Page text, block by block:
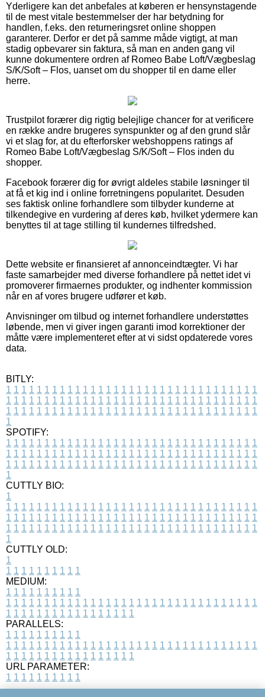
Yderligere kan det anbefales at køberen er hensynstagende
til de mest vitale bestemmelser der har betydning for
handlen, f.eks. den returneringsret online shoppen
garanterer. Derfor er det på samme måde vigtigt, at man
stadig opbevarer sin faktura, så man en anden gang vil
kunne dokumentere ordren af Romeo Babe Loft/Vægbeslag
S/K/Soft – Flos, uanset om du shopper til en dame eller
herre.
Trustpilot forærer dig rigtig belejlige chancer for at verificere
en række andre brugeres synspunkter og af den grund slår
vi et slag for, at du efterforsker webshoppens ratings af
Romeo Babe Loft/Vægbeslag S/K/Soft – Flos inden du
shopper.
Facebook forærer dig for øvrigt aldeles stabile løsninger til
at få et kig ind i online forretningens popularitet. Desuden
ses faktisk online forhandlere som tilbyder kunderne at
tilkendegive en vurdering af deres køb, hvilket ydermere kan
benyttes til at tage stilling til kundernes tilfredshed.
Dette website er finansieret af annonceindtægter. Vi har
faste samarbejder med diverse forhandlere på nettet idet vi
promoverer firmaernes produkter, og indhenter kommission
når en af vores brugere udfører et køb.
Anvisninger om tilbud og internet forhandlere understøttes
løbende, men vi giver ingen garanti imod korrektioner der
måtte være implementeret efter at vi sidst opdaterede vores
data.
BITLY:
1 1 1 1 1 1 1 1 1 1 1 1 1 1 1 1 1 1 1 1 1 1 1 1 1 1 1 1 1 1 1 1 1
1 1 1 1 1 1 1 1 1 1 1 1 1 1 1 1 1 1 1 1 1 1 1 1 1 1 1 1 1 1 1 1 1
1 1 1 1 1 1 1 1 1 1 1 1 1 1 1 1 1 1 1 1 1 1 1 1 1 1 1 1 1 1 1 1 1
1
SPOTIFY:
1 1 1 1 1 1 1 1 1 1 1 1 1 1 1 1 1 1 1 1 1 1 1 1 1 1 1 1 1 1 1 1 1
1 1 1 1 1 1 1 1 1 1 1 1 1 1 1 1 1 1 1 1 1 1 1 1 1 1 1 1 1 1 1 1 1
1 1 1 1 1 1 1 1 1 1 1 1 1 1 1 1 1 1 1 1 1 1 1 1 1 1 1 1 1 1 1 1 1
1
CUTTLY BIO:
1
1 1 1 1 1 1 1 1 1 1 1 1 1 1 1 1 1 1 1 1 1 1 1 1 1 1 1 1 1 1 1 1 1
1 1 1 1 1 1 1 1 1 1 1 1 1 1 1 1 1 1 1 1 1 1 1 1 1 1 1 1 1 1 1 1 1
1 1 1 1 1 1 1 1 1 1 1 1 1 1 1 1 1 1 1 1 1 1 1 1 1 1 1 1 1 1 1 1 1
1
CUTTLY OLD:
1
1 1 1 1 1 1 1 1 1 1
MEDIUM:
1 1 1 1 1 1 1 1 1 1
1 1 1 1 1 1 1 1 1 1 1 1 1 1 1 1 1 1 1 1 1 1 1 1 1 1 1 1 1 1 1 1 1
1 1 1 1 1 1 1 1 1 1 1 1 1 1 1 1 1
PARALLELS:
1 1 1 1 1 1 1 1 1 1
1 1 1 1 1 1 1 1 1 1 1 1 1 1 1 1 1 1 1 1 1 1 1 1 1 1 1 1 1 1 1 1 1
1 1 1 1 1 1 1 1 1 1 1 1 1 1 1 1 1
URL PARAMETER:
1 1 1 1 1 1 1 1 1 1